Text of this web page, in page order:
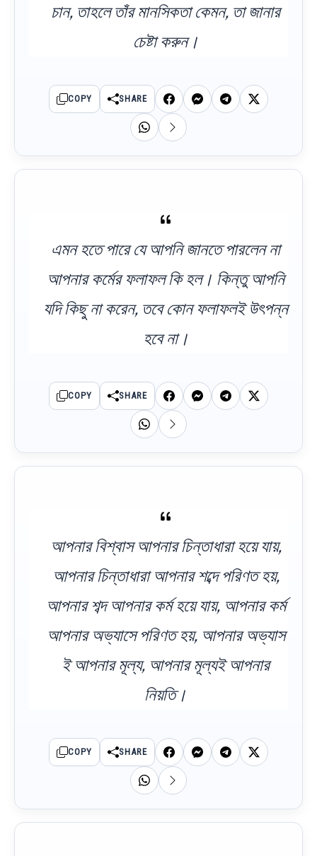
চান, তাহলে তাঁর মানসিকতা কেমন, তা জানার
চেষ্টা করুন।
COPY SHARE
এমন হতে পারে যে আপনি জানতে পারলেন না
আপনার কর্মের ফলাফল কি হল। কিন্তু আপনি
যদি কিছু না করেন, তবে কোন ফলাফলই উৎপন্ন
হবে না।
COPY SHARE
আপনার বিশ্বাস আপনার চিন্তাধারা হয়ে যায়,
আপনার চিন্তাধারা আপনার শব্দে পরিণত হয়,
আপনার শব্দ আপনার কর্ম হয়ে যায়, আপনার কর্ম
আপনার অভ্যাসে পরিণত হয়, আপনার অভ্যাস
ই আপনার মূল্য, আপনার মূল্যই আপনার
নিয়তি।
COPY SHARE